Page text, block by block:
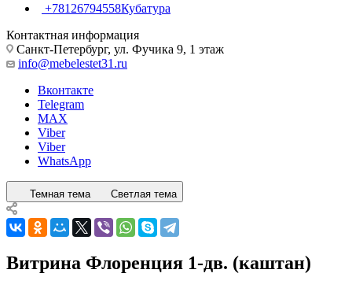
+78126794558Кубатура
Контактная информация
Санкт-Петербург, ул. Фучика 9, 1 этаж
info@mebelestet31.ru
Вконтакте
Telegram
MAX
Viber
Viber
WhatsApp
Темная тема Светлая тема
Витрина Флоренция 1-дв. (каштан)